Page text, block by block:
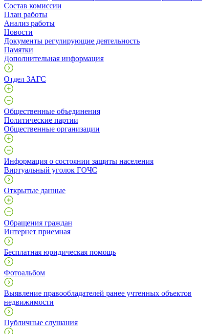
Состав комиссии
План работы
Анализ работы
Новости
Документы регулирующие деятельность
Памятки
Дополнительная информация
Отдел ЗАГС
Общественные объединения
Политические партии
Общественные организации
Информация о состоянии защиты населения
Виртуальный уголок ГОЧС
Открытые данные
Обращения граждан
Интернет приемная
Бесплатная юридическая помощь
Фотоальбом
Выявление правообладателей ранее учтенных объектов
недвижимости
Публичные слушания